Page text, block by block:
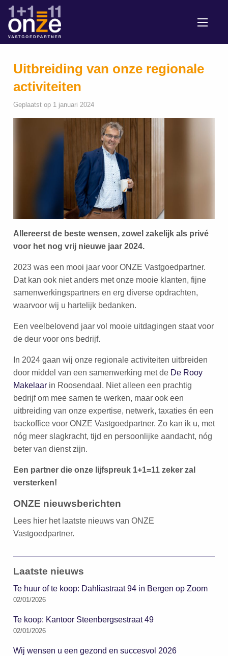
Uitbreiding van onze regionale
activiteiten
Geplaatst op 1 januari 2024
Allereerst de beste wensen, zowel zakelijk als privé
voor het nog vrij nieuwe jaar 2024.
2023 was een mooi jaar voor ONZE Vastgoedpartner.
Dat kan ook niet anders met onze mooie klanten, fijne
samenwerkingspartners en erg diverse opdrachten,
waarvoor wij u hartelijk bedanken.
Een veelbelovend jaar vol mooie uitdagingen staat voor
de deur voor ons bedrijf.
In 2024 gaan wij onze regionale activiteiten uitbreiden
door middel van een samenwerking met de De Rooy
Makelaar in Roosendaal. Niet alleen een prachtig
bedrijf om mee samen te werken, maar ook een
uitbreiding van onze expertise, netwerk, taxaties én een
backoffice voor ONZE Vastgoedpartner. Zo kan ik u, met
nóg meer slagkracht, tijd en persoonlijke aandacht, nóg
beter van dienst zijn.
Een partner die onze lijfspreuk 1+1=11 zeker zal
versterken!
ONZE nieuwsberichten
Lees hier het laatste nieuws van ONZE
Vastgoedpartner.
Laatste nieuws
Te huur of te koop: Dahliastraat 94 in Bergen op Zoom
02/01/2026
Te koop: Kantoor Steenbergsestraat 49
02/01/2026
Wij wensen u een gezond en succesvol 2026